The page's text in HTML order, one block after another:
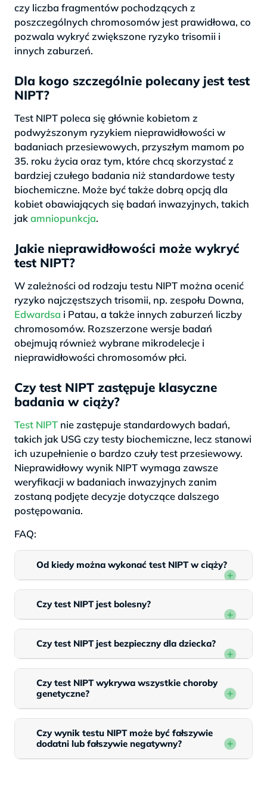
czy liczba fragmentów pochodzących z
poszczególnych chromosomów jest prawidłowa, co
pozwala wykryć zwiększone ryzyko trisomii i
innych zaburzeń.
Dla kogo szczególnie polecany jest test
NIPT?
Test NIPT poleca się głównie kobietom z
podwyższonym ryzykiem nieprawidłowości w
badaniach przesiewowych, przyszłym mamom po
35. roku życia oraz tym, które chcą skorzystać z
bardziej czułego badania niż standardowe testy
biochemiczne. Może być także dobrą opcją dla
kobiet obawiających się badań inwazyjnych, takich
jakamniopunkcja.
Jakie nieprawidłowości może wykryć
test NIPT?
W zależności od rodzaju testu NIPT można ocenić
ryzyko najczęstszych trisomii, np. zespołu Downa,
Edwardsa i Patau, a także innych zaburzeń liczby
chromosomów. Rozszerzone wersje badań
obejmują również wybrane mikrodelecje i
nieprawidłowości chromosomów płci.
Czy test NIPT zastępuje klasyczne
badania w ciąży?
Test NIPT nie zastępuje standardowych badań,
takich jak USG czy testy biochemiczne, lecz stanowi
ich uzupełnienie o bardzo czuły test przesiewowy.
Nieprawidłowy wynik NIPT wymaga zawsze
weryfikacji w badaniach inwazyjnych zanim
zostaną podjęte decyzje dotyczące dalszego
postępowania.
FAQ:
Od kiedy można wykonać test NIPT w ciąży?
Czy test NIPT jest bolesny?
Czy test NIPT jest bezpieczny dla dziecka?
Czy test NIPT wykrywa wszystkie choroby
genetyczne?
Czy wynik testu NIPT może być fałszywie
dodatni lub fałszywie negatywny?